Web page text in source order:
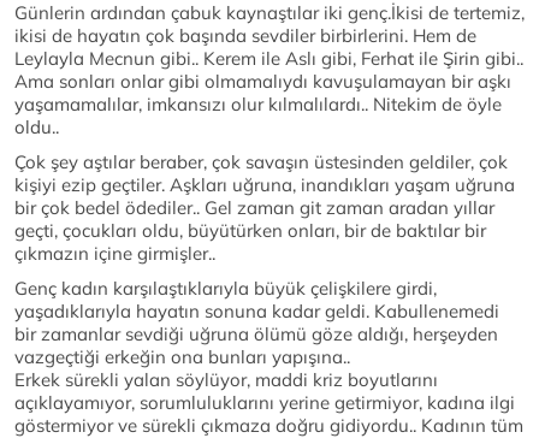
Günlerin ardından çabuk kaynaştılar iki genç.İkisi de tertemiz,
ikisi de hayatın çok başında sevdiler birbirlerini. Hem de
Leylayla Mecnun gibi.. Kerem ile Aslı gibi, Ferhat ile Şirin gibi..
Ama sonları onlar gibi olmamalıydı kavuşulamayan bir aşkı
yaşamamalılar, imkansızı olur kılmalılardı.. Nitekim de öyle
oldu..
Çok şey aştılar beraber, çok savaşın üstesinden geldiler, çok
kişiyi ezip geçtiler. Aşkları uğruna, inandıkları yaşam uğruna
bir çok bedel ödediler.. Gel zaman git zaman aradan yıllar
geçti, çocukları oldu, büyütürken onları, bir de baktılar bir
çıkmazın içine girmişler..
Genç kadın karşılaştıklarıyla büyük çelişkilere girdi,
yaşadıklarıyla hayatın sonuna kadar geldi. Kabullenemedi
bir zamanlar sevdiği uğruna ölümü göze aldığı, herşeyden
vazgeçtiği erkeğin ona bunları yapışına..
Erkek sürekli yalan söylüyor, maddi kriz boyutlarını
açıklayamıyor, sorumluluklarını yerine getirmiyor, kadına ilgi
göstermiyor ve sürekli çıkmaza doğru gidiyordu.. Kadının tüm